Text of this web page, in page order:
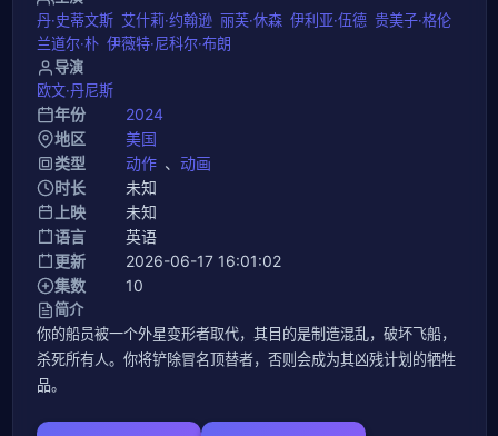
丹·史蒂文斯 艾什莉·约翰逊 丽芙·休森 伊利亚·伍德 贵美子·格伦
兰道尔·朴 伊薇特·尼科尔·布朗
导演
欧文·丹尼斯
年份
2024
地区
美国
类型
动作 、 动画
时长
未知
上映
未知
语言
英语
更新
2026-06-17 16:01:02
集数
10
简介
你的船员被一个外星变形者取代，其目的是制造混乱，破坏飞船，
杀死所有人。你将铲除冒名顶替者，否则会成为其凶残计划的牺牲
品。